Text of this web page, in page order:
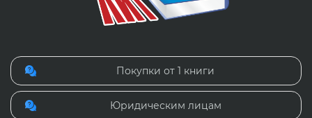
Покупки от 1 книги
Юридическим лицам